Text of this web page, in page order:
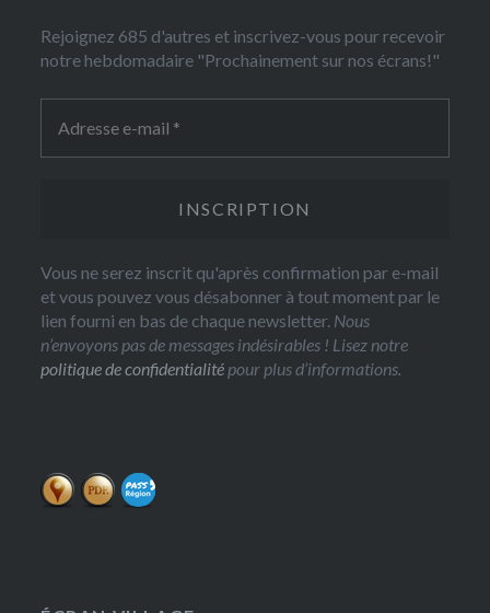
Rejoignez 685 d'autres et inscrivez-vous pour recevoir
notre hebdomadaire "Prochainement sur nos écrans!"
Vous ne serez inscrit qu'après confirmation par e-mail
et vous pouvez vous désabonner à tout moment par le
lien fourni en bas de chaque newsletter. Nous
n’envoyons pas de messages indésirables ! Lisez notre
politique de confidentialité pour plus d’informations.